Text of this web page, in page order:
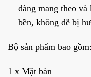
dàng mang theo
bền, không dễ bị
Bộ sản phẩm bao gồm:
1 x Mặt bàn